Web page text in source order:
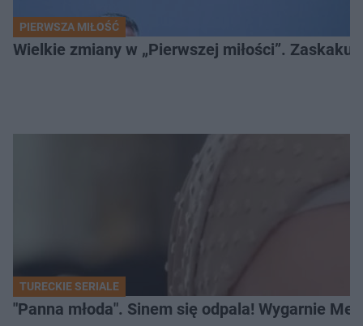
PIERWSZA MIŁOŚĆ
Wielkie zmiany w „Pierwszej miłości”.
TURECKIE SERIALE
"Panna młoda". Sinem się odpala! Wygarnie